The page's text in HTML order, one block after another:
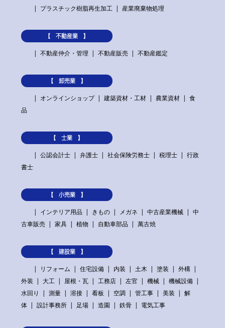
プラスチック樹脂再生加工 産業廃棄物処理
【 不動産業 】
不動産仲介・管理
不動産販売 不動産鑑定
【 卸売業 】
オンラインショップ
建築資材・工材 農業資材
食
品
【 士業 】
公認会計士
弁護士 社会保険労務士 税理士
行政
書士
【 小売業 】
インテリア用品
きもの メガネ 中古産業機械
中
古車販売
家具 植物 自動車部品 萬古焼
【 建設業 】
リフォーム
住宅設備 内装 土木 塗装
外構
外装
大工 屋根・瓦 工務店 左官 機械
機械設備
水回り
測量 溶接 看板 空調 管工事 美装
解
体
設計事務所 足場 造園 鉄骨 電気工事